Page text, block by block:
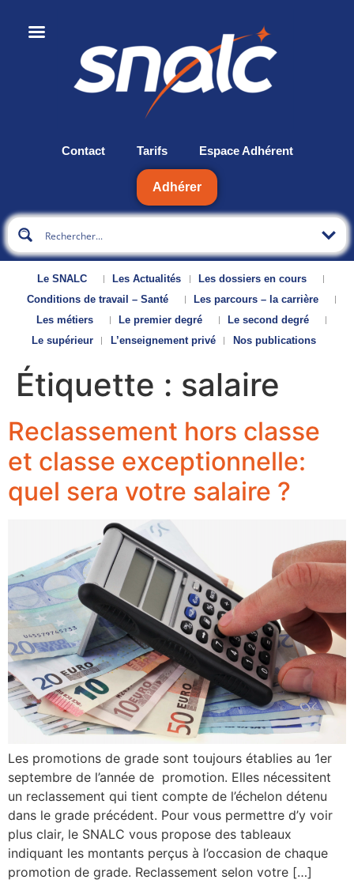
Contact Tarifs Espace Adhérent
Adhérer
Le SNALC Les Actualités
Les dossiers en cours
Conditions de travail – Santé
Les parcours – la carrière
Les métiers
Le premier degré
Le second degré
Le supérieur
L’enseignement privé Nos publications
Étiquette : salaire
Reclassement hors classe
et classe exceptionnelle:
quel sera votre salaire ?
Les promotions de grade sont toujours établies au 1er
septembre de l’année de promotion. Elles nécessitent
un reclassement qui tient compte de l’échelon détenu
dans le grade précédent. Pour vous permettre d’y voir
plus clair, le SNALC vous propose des tableaux
indiquant les montants perçus à l’occasion de chaque
promotion de grade. Reclassement selon votre […]